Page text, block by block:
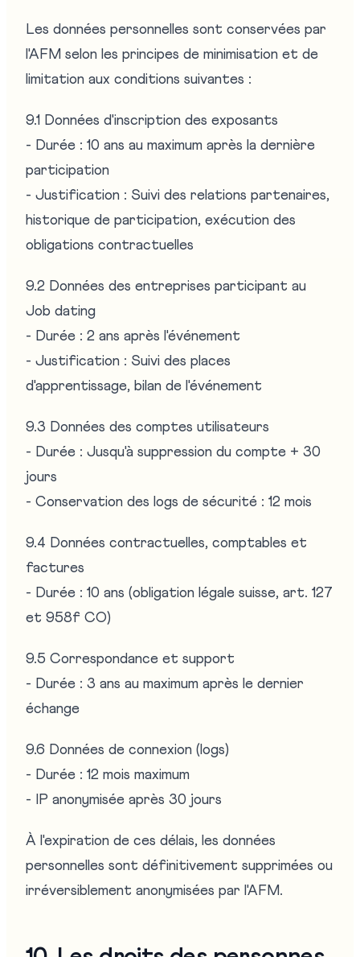
Les données personnelles sont conservées par
l'AFM selon les principes de minimisation et de
limitation aux conditions suivantes :
9.1 Données d'inscription des exposants
- Durée : 10 ans au maximum après la dernière
participation
- Justification : Suivi des relations partenaires,
historique de participation, exécution des
obligations contractuelles
9.2 Données des entreprises participant au
Job dating
- Durée : 2 ans après l'événement
- Justification : Suivi des places
d'apprentissage, bilan de l'événement
9.3 Données des comptes utilisateurs
- Durée : Jusqu'à suppression du compte + 30
jours
- Conservation des logs de sécurité : 12 mois
9.4 Données contractuelles, comptables et
factures
- Durée : 10 ans (obligation légale suisse, art. 127
et 958f CO)
9.5 Correspondance et support
- Durée : 3 ans au maximum après le dernier
échange
9.6 Données de connexion (logs)
- Durée : 12 mois maximum
- IP anonymisée après 30 jours
À l'expiration de ces délais, les données
personnelles sont définitivement supprimées ou
irréversiblement anonymisées par l'AFM.